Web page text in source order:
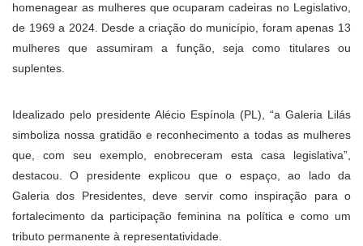
homenagear as mulheres que ocuparam cadeiras no Legislativo,
de 1969 a 2024. Desde a criação do município, foram apenas 13
mulheres que assumiram a função, seja como titulares ou
suplentes.
Idealizado pelo presidente Alécio Espínola (PL), “a Galeria Lilás
simboliza nossa gratidão e reconhecimento a todas as mulheres
que, com seu exemplo, enobreceram esta casa legislativa”,
destacou. O presidente explicou que o espaço, ao lado da
Galeria dos Presidentes, deve servir como inspiração para o
fortalecimento da participação feminina na política e como um
tributo permanente à representatividade.